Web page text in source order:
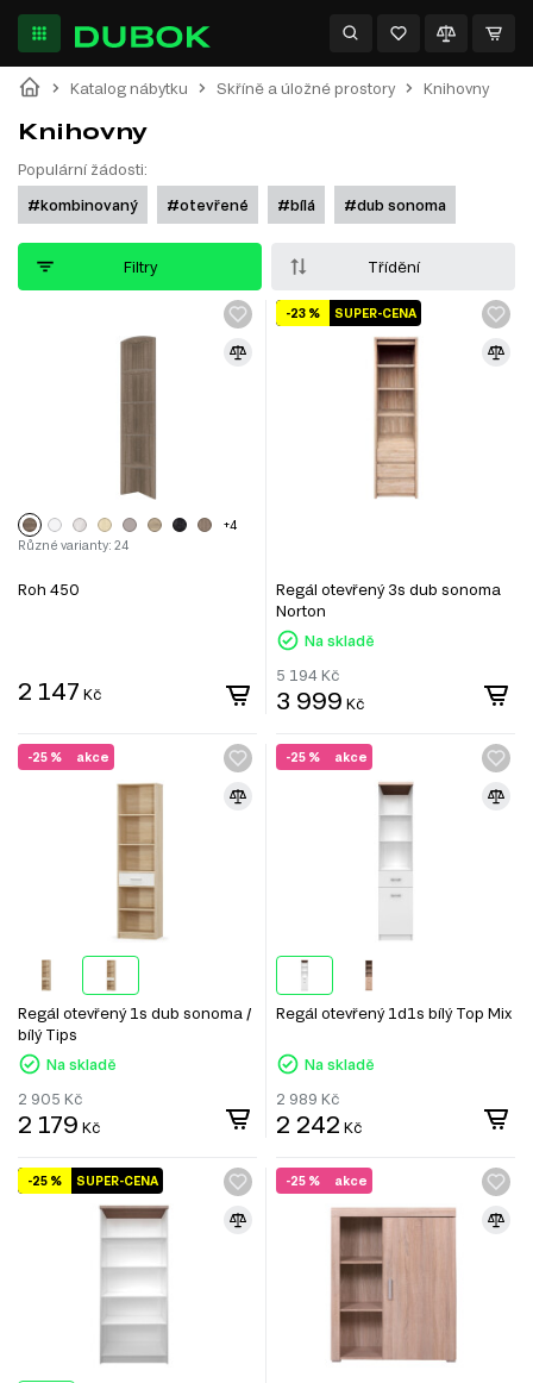
Katalog nábytku Skříně a úložné prostory Knihovny
Knihovny
Populární žádosti:
#kombinovaný #otevřené #bílá #dub sonoma
Filtry Třídění
+4
Různé varianty: 24
Roh 450
2 147 Kč
SUPER-CENA
-23 %
Regál otevřený 3s dub sonoma
Norton
Na skladě
5 194 Kč
3 999 Kč
akce
-25 %
Regál otevřený 1s dub sonoma /
bílý Tips
Na skladě
2 905 Kč
2 179 Kč
akce
-25 %
Regál otevřený 1d1s bílý Top Mix
Na skladě
2 989 Kč
2 242 Kč
SUPER-CENA
-25 % akce
-25 %